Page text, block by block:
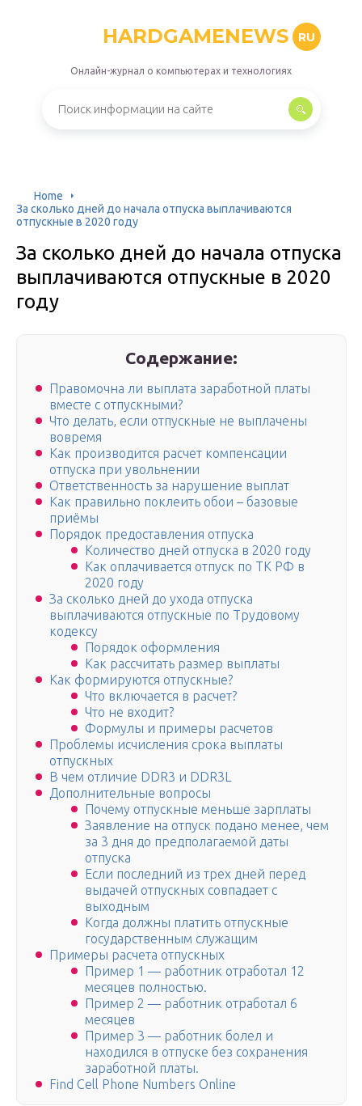
HARDGAMENEWS RU
Онлайн-журнал о компьютерах и технологиях
Home
За сколько дней до начала отпуска выплачиваются
отпускные в 2020 году
За сколько дней до начала отпуска
выплачиваются отпускные в 2020
году
Содержание:
Правомочна ли выплата заработной платы
вместе с отпускными?
Что делать, если отпускные не выплачены
вовремя
Как производится расчет компенсации
отпуска при увольнении
Ответственность за нарушение выплат
Как правильно поклеить обои – базовые
приёмы
Порядок предоставления отпуска
Количество дней отпуска в 2020 году
Как оплачивается отпуск по ТК РФ в
2020 году
За сколько дней до ухода отпуска
выплачиваются отпускные по Трудовому
кодексу
Порядок оформления
Как рассчитать размер выплаты
Как формируются отпускные?
Что включается в расчет?
Что не входит?
Формулы и примеры расчетов
Проблемы исчисления срока выплаты
отпускных
В чем отличие DDR3 и DDR3L
Дополнительные вопросы
Почему отпускные меньше зарплаты
Заявление на отпуск подано менее, чем
за 3 дня до предполагаемой даты
отпуска
Если последний из трех дней перед
выдачей отпускных совпадает с
выходным
Когда должны платить отпускные
государственным служащим
Примеры расчета отпускных
Пример 1 — работник отработал 12
месяцев полностью.
Пример 2 — работник отработал 6
месяцев
Пример 3 — работник болел и
находился в отпуске без сохранения
заработной платы.
Find Cell Phone Numbers Online